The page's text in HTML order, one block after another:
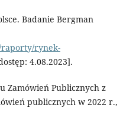
Badanie Bergman
raporty/rynek-
4.08.2023].
Zamówień Publicznych z
publicznych w 2022 r.,